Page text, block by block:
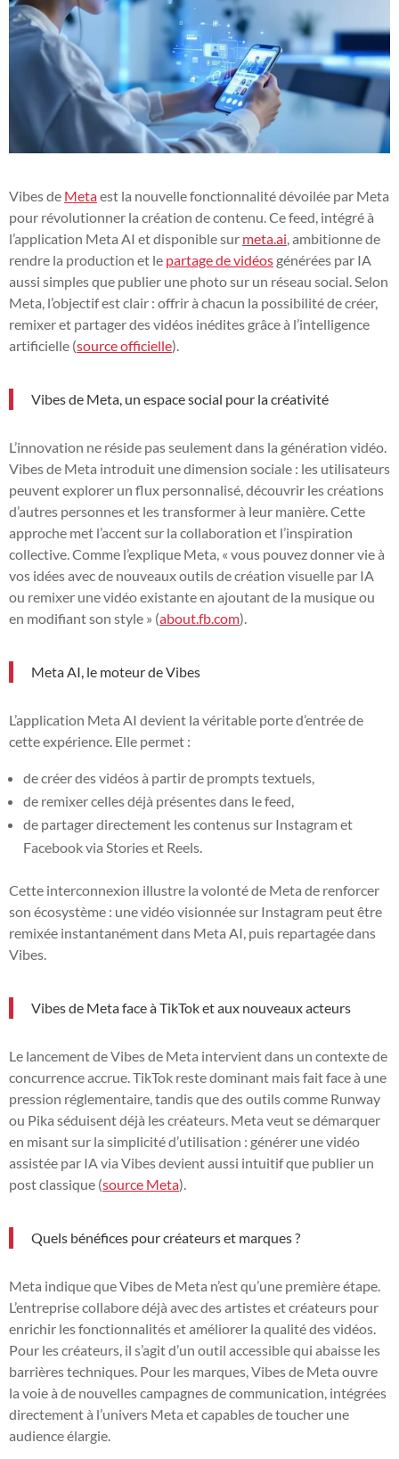
Vibes de Metaest la nouvelle fonctionnalité dévoilée par Meta
pour révolutionner la création de contenu. Ce feed, intégré à
l’application Meta AI et disponible sur meta.ai, ambitionne de
rendre la production et le partage de vidéos générées par IA
aussi simples que publier une photo sur un réseau social. Selon
Meta, l’objectif est clair : offrir à chacun la possibilité de créer,
remixer et partager des vidéos inédites grâce à l’intelligence
artificielle (source officielle).
Vibes de Meta, un espace social pour la créativité
L’innovation ne réside pas seulement dans la génération vidéo.
Vibes de Meta introduit une dimension sociale : les utilisateurs
peuvent explorer un flux personnalisé, découvrir les créations
d’autres personnes et les transformer à leur manière. Cette
approche met l’accent sur la collaboration et l’inspiration
collective. Comme l’explique Meta, « vous pouvez donner vie à
vos idées avec de nouveaux outils de création visuelle par IA
ou remixer une vidéo existante en ajoutant de la musique ou
en modifiant son style » (about.fb.com).
Meta AI, le moteur de Vibes
L’application Meta AI devient la véritable porte d’entrée de
cette expérience. Elle permet :
de créer des vidéos à partir de prompts textuels,
de remixer celles déjà présentes dans le feed,
de partager directement les contenus sur Instagram et
Facebook via Stories et Reels.
Cette interconnexion illustre la volonté de Meta de renforcer
son écosystème : une vidéo visionnée sur Instagram peut être
remixée instantanément dans Meta AI, puis repartagée dans
Vibes.
Vibes de Meta face à TikTok et aux nouveaux acteurs
Le lancement de Vibes de Meta intervient dans un contexte de
concurrence accrue. TikTok reste dominant mais fait face à une
pression réglementaire, tandis que des outils comme Runway
ou Pika séduisent déjà les créateurs. Meta veut se démarquer
en misant sur la simplicité d’utilisation : générer une vidéo
assistée par IA via Vibes devient aussi intuitif que publier un
post classique (source Meta).
Quels bénéfices pour créateurs et marques ?
Meta indique que Vibes de Meta n’est qu’une première étape.
L’entreprise collabore déjà avec des artistes et créateurs pour
enrichir les fonctionnalités et améliorer la qualité des vidéos.
Pour les créateurs, il s’agit d’un outil accessible qui abaisse les
barrières techniques. Pour les marques, Vibes de Meta ouvre
la voie à de nouvelles campagnes de communication, intégrées
directement à l’univers Meta et capables de toucher une
audience élargie.